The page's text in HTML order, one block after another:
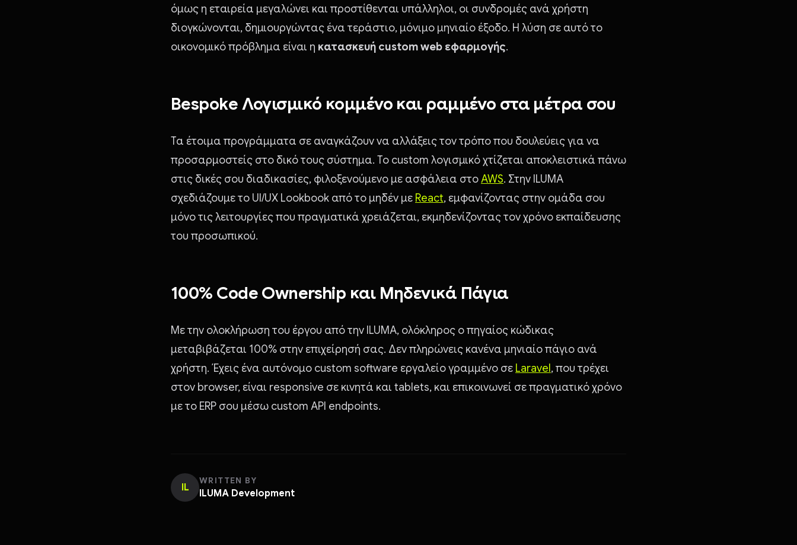
όμως η εταιρεία μεγαλώνει και προστίθενται υπάλληλοι, οι συνδρομές ανά χρήστη
διογκώνονται, δημιουργώντας ένα τεράστιο, μόνιμο μηνιαίο έξοδο. Η λύση σε αυτό το
οικονομικό πρόβλημα είναι η κατασκευή custom web εφαρμογής.
Bespoke Λογισμικό κομμένο και ραμμένο στα μέτρα σου
Τα έτοιμα προγράμματα σε αναγκάζουν να αλλάξεις τον τρόπο που δουλεύεις για να
προσαρμοστείς στο δικό τους σύστημα. Το custom λογισμικό χτίζεται αποκλειστικά πάνω
στις δικές σου διαδικασίες, φιλοξενούμενο με ασφάλεια στοAWS. Στην ILUMA
σχεδιάζουμε το UI/UX Lookbook από το μηδέν με React, εμφανίζοντας στην ομάδα σου
μόνο τις λειτουργίες που πραγματικά χρειάζεται, εκμηδενίζοντας τον χρόνο εκπαίδευσης
του προσωπικού.
100% Code Ownership και Μηδενικά Πάγια
Με την ολοκλήρωση του έργου από την ILUMA, ολόκληρος ο πηγαίος κώδικας
μεταβιβάζεται 100% στην επιχείρησή σας. Δεν πληρώνεις κανένα μηνιαίο πάγιο ανά
χρήστη. Έχεις ένα αυτόνομο custom software εργαλείο γραμμένο σε Laravel , που τρέχει
στον browser, είναι responsive σε κινητά και tablets, και επικοινωνεί σε πραγματικό χρόνο
με το ERP σου μέσω custom API endpoints.
IL
WRITTEN BY
ILUMA Development